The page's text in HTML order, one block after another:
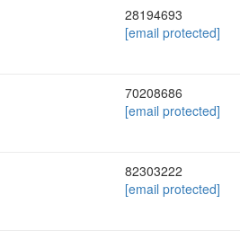
28194693
[email protected]
70208686
[email protected]
82303222
[email protected]